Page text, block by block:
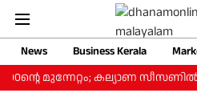
News Business Kerala
മുന്നേറ്റം; കല്യാണ